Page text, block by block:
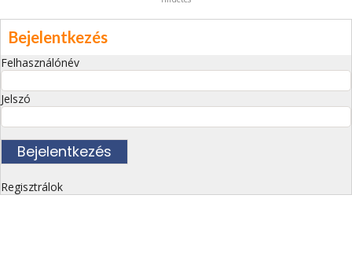
Bejelentkezés
Felhasználónév
Jelszó
Regisztrálok